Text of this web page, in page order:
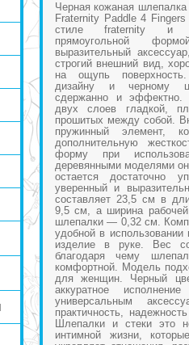
Черная кожаная
Fraternity Paddle 4
стиле fraternity и
прямоугольной
выразительный
строгий внешний вид,
на ощупь
дизайну и черному
сдержанно и эффектно.
двух слоев гладкой,
прошитых между собой.
пружинный элемент,
дополнительную
форму при
деревянными моделями
остается достаточно
уверенный и
составляет 23,5 см в
9,5 см, а ширина
шлепалки — 0,32 см.
удобной в
изделие в руке. Вес
благодаря чему
комфортной. Модель
для женщин. Черный
аккуратное
универсальным
практичность,
Шлепалки и стеки это
интимной жизни,